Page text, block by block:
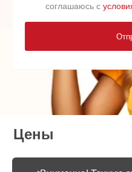
соглашаюсь с
Цены